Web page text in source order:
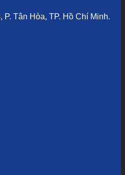
Tân Hòa, TP. Hồ Chí Minh.